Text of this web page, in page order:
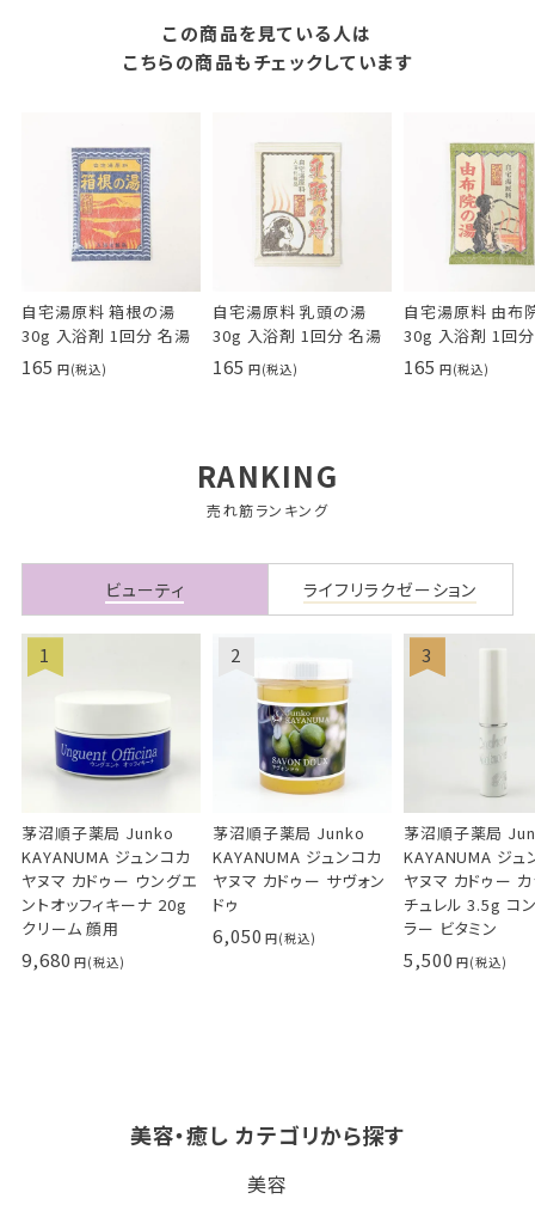
この商品を見ている人は
こちらの商品もチェックしています
自宅湯原料 箱根の湯
30g 入浴剤 1回分 名湯
165
自宅湯原料 乳頭の湯
30g 入浴剤 1回分 名湯
165
自宅湯原料 由布
30g 入浴剤 1回
165
RANKING
売れ筋ランキング
ビューティ ライフリラクゼーション
茅沼順子薬局 Junko
KAYANUMA ジュンコカ
ヤヌマ カドゥー ウングエ
ントオッフィキーナ 20g
クリーム 顔用
9,680
茅沼順子薬局 Junko
KAYANUMA ジュンコカ
ヤヌマ カドゥー サヴォン
ドゥ
6,050
茅沼順子薬局
KAYANUMA ジュ
ヤヌマ カドゥー
チュレル 3.5g コ
ラー ビタミン
5,500
LPLP（ルプルプ） エッ
センスカラートリートメン
美容・癒し カテゴリから探す
美容